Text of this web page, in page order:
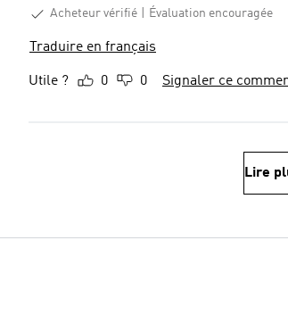
Acheteur vérifié
Évaluation encouragée
Traduire en français
Utile ? 0 0 Signaler ce
Lire